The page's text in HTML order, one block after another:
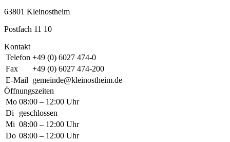
63801 Kleinostheim
Postfach 11 10
Kontakt
Telefon +49 (0) 6027 474-0
Fax
+49 (0) 6027 474-200
E-Mail gemeinde@kleinostheim.de
Öffnungszeiten
Mo 08:00 – 12:00 Uhr
Di
geschlossen
Mi 08:00 – 12:00 Uhr
Do 08:00 – 12:00 Uhr